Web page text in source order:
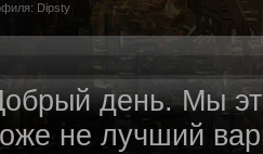
Dipsty
день. Мы
не лучший